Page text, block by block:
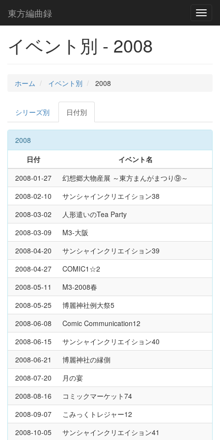
東方編曲録
イベント別 - 2008
ホーム イベント別 2008
シリーズ別 日付別
2008
日付
イベント名
2008-01-27
幻想郷大物産展 ～東方まんがまつり⑨～
2008-02-10
サンシャインクリエイション38
2008-03-02
人形遣いのTea Party
2008-03-09
M3-大阪
2008-04-20
サンシャインクリエイション39
2008-04-27
COMIC1☆2
2008-05-11
M3-2008春
2008-05-25
博麗神社例大祭5
2008-06-08
Comic Communication12
2008-06-15
サンシャインクリエイション40
2008-06-21
博麗神社の縁側
2008-07-20
月の宴
2008-08-16
コミックマーケット74
2008-09-07
こみっくトレジャー12
2008-10-05
サンシャインクリエイション41